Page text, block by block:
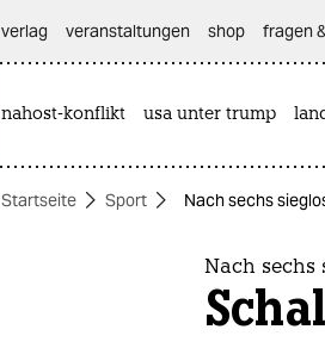
themen
verlag
veranstaltungen shop fragen
nahost-konflikt usa unter trump
Startseite Sport Nach sechs
Nach sechs